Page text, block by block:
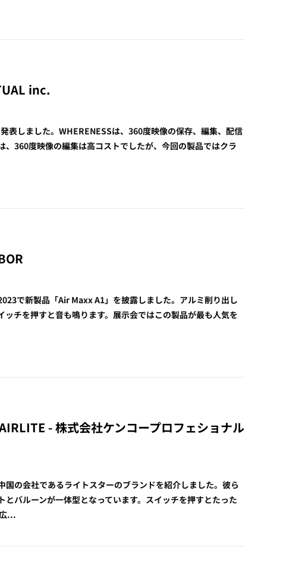
inc.
表しました。WHERENESSは、360度映像の保存、編集、配信
360度映像の編集は高コストでしたが、今回の製品ではクラ
で新製品「Air Maxx A1」を披露しました。アルミ削り出し
チを押すと音も鳴ります。展示会ではこの製品が最も人気を
- 株式会社ケンコープロフェショナル
の会社であるライトスターのブランドを紹介しました。彼ら
バルーンが一体型となっています。スイッチを押すとたった
...